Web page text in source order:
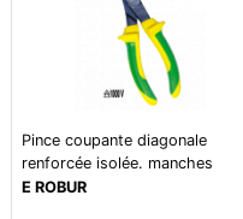
Pince coupante diagonale
renforcée isolée. manches
bimatière, acier poli noir.
E ROBUR